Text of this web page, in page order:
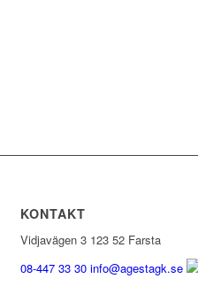
KONTAKT
Vidjavägen 3 123 52 Farsta
08-447 33 30 info@agestagk.se